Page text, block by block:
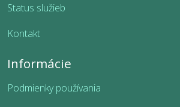
Status služieb
Kontakt
Informácie
Podmienky používania